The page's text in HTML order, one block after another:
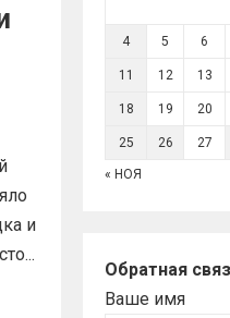
и
4 5 6
11 12 13
18 19 20
25 26 27
« НОЯ
Обратная
Ваше имя